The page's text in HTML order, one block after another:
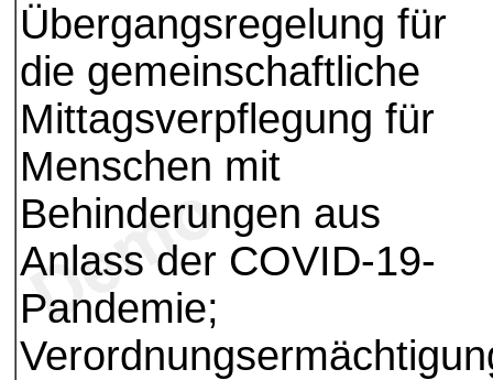
Übergangsregelung für
die gemeinschaftliche
Mittagsverpflegung für
Menschen mit
Behinderungen aus
Anlass der COVID-19-
Pandemie;